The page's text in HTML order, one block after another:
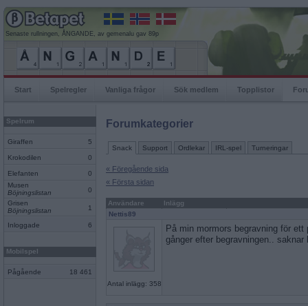
Senaste rullningen, ÅNGANDE, av gemenalu gav 89p
Start Spelregler Vanliga frågor Sök medlem Topplistor
Spelrum
Giraffen 5
Krokodilen 0
Elefanten
0
Musen
Böjningslistan
0
Grisen
Böjningslistan
1
Inloggade 6
Mobilspel
Pågående 18 461
Forumkategorier
Snack Support Ordlekar IRL-spel Turneringar
« Föregående sida
« Första sidan
Användare
Inlägg
Nettis89
Antal inlägg: 358
På min mormors begravning för
gånger efter begravningen.. saknar